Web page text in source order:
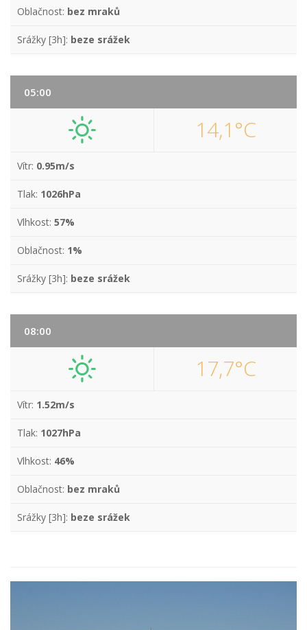
Oblačnost: bez mraků
Srážky [3h]: beze srážek
05:00
14,1°C
Vítr: 0.95m/s
Tlak: 1026hPa
Vlhkost: 57%
Oblačnost: 1%
Srážky [3h]: beze srážek
08:00
17,7°C
Vítr: 1.52m/s
Tlak: 1027hPa
Vlhkost: 46%
Oblačnost: bez mraků
Srážky [3h]: beze srážek